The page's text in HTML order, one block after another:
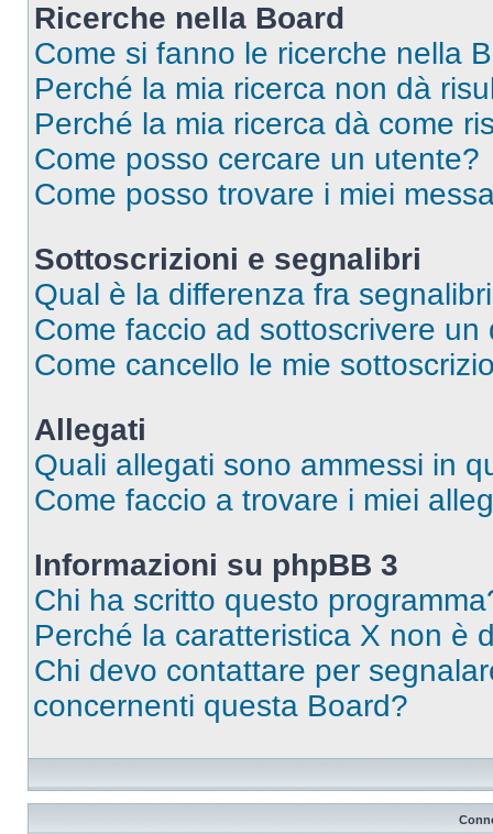
Ricerche nella Board
Come si fanno le ricerche nella
Perché la mia ricerca non dà
Perché la mia ricerca dà come
Come posso cercare un utente?
Come posso trovare i miei
Sottoscrizioni e segnalibri
Qual è la differenza fra
Come faccio ad sottoscrivere
Come cancello le mie
Allegati
Quali allegati sono ammessi in
Come faccio a trovare i miei
Informazioni su phpBB 3
Chi ha scritto questo
Perché la caratteristica X non è
Chi devo contattare per
concernenti questa Board?